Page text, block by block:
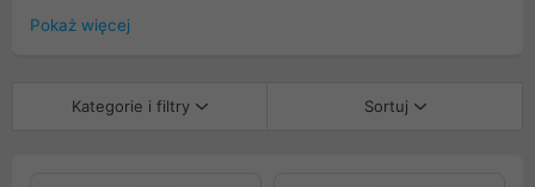
magnetyczne; pętle sportowe, plecione, milanese, NATO.
hipoalergiczne do sportu i codziennych stylizacji.
Pokaż więcej
Kategorie i filtry Sortuj